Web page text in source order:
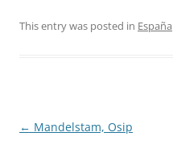
This entry was posted in España
Post
← Mandelstam, Osip